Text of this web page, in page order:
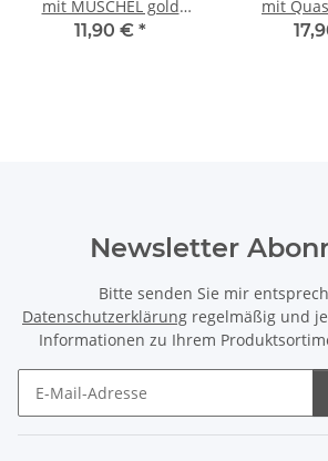
mit MUSCHEL gold
glänzend
11,90 € *
mit
Newsletter
Bitte senden Sie mir
Datenschutzerklärung regelmäßig und
Informationen zu Ihrem